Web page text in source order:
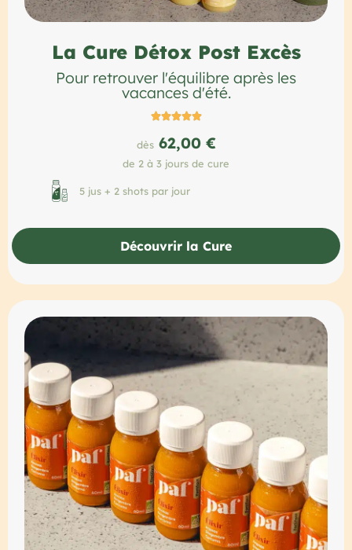
La Cure Détox Post Excès
Pour retrouver l'équilibre après les
vacances d'été.

dès62,00 €
de 2 à 3 jours de cure
5 jus + 2 shots par jour
Découvrir la Cure